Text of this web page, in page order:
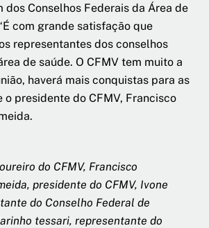
dos Conselhos Federais da Área de
com grande satisfação que
representantes dos conselhos
de saúde. O CFMV tem muito a
haverá mais conquistas para as
o presidente do CFMV, Francisco
do CFMV, Francisco
presidente do CFMV, Ivone
do Conselho Federal de
tessari, representante do